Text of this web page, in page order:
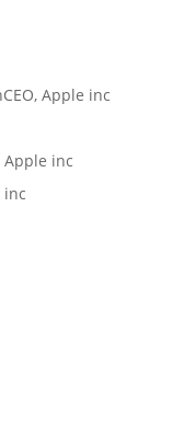
Apple inc
Apple inc
inc